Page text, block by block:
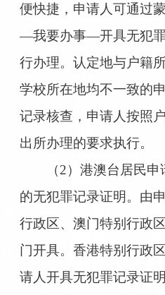
便快捷，申请人可通过
—我要办事—开具无犯
行办理。认定地与户籍
学校所在地均不一致的
记录核查，申请人按照
出所办理的要求执行。
（2）港澳台居民
的无犯罪记录证明。由
行政区、澳门特别行政
门开具。香港特别行政
请人开具无犯罪记录证